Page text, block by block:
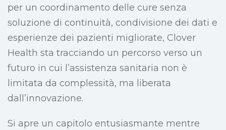
per un coordinamento delle cure senza
soluzione di continuità, condivisione dei dati e
esperienze dei pazienti migliorate, Clover
Health sta tracciando un percorso verso un
futuro in cui l’assistenza sanitaria non è
limitata da complessità, ma liberata
dall’innovazione.
Si apre un capitolo entusiasmante mentre